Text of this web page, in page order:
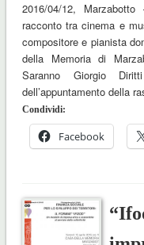
2016/04/12,
racconto tra cinema e
compositore e pianista
della Memoria di
Saranno Giorgio
dell’appuntamento della
Condividi:
Facebook